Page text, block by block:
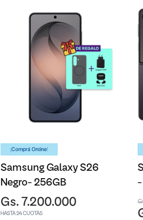
¡Comprá Online!
Samsung Galaxy S26
Negro- 256GB
Gs. 7.200.000
HASTA 24 CUOTAS
-